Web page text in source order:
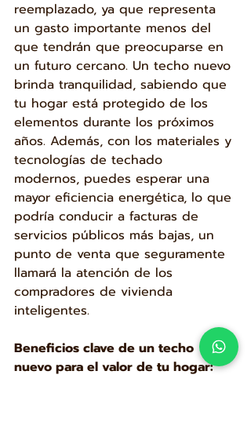
reemplazado, ya que representa
un gasto importante menos del
que tendrán que preocuparse en
un futuro cercano. Un techo nuevo
brinda tranquilidad, sabiendo que
tu hogar está protegido de los
elementos durante los próximos
años. Además, con los materiales y
tecnologías de techado
modernos, puedes esperar una
mayor eficiencia energética, lo que
podría conducir a facturas de
servicios públicos más bajas, un
punto de venta que seguramente
llamará la atención de los
compradores de vivienda
inteligentes.
Beneficios clave de un techo
nuevo para el valor de tu hogar: